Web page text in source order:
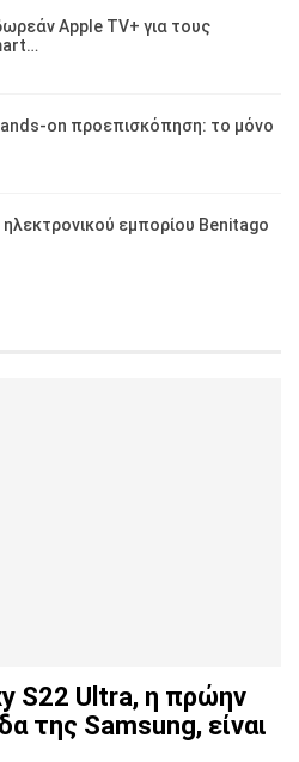
Apple TV+ για τους
on προεπισκόπηση: το μόνο
εμπορίου Benitago
S22 Ultra, η πρώην
της Samsung, είναι